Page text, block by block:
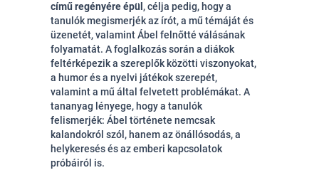
című regényére épül , célja pedig, hogy a
tanulók megismerjék az írót, a mű témáját és
üzenetét, valamint Ábel felnőtté válásának
folyamatát. A foglalkozás során a diákok
feltérképezik a szereplők közötti viszonyokat,
a humor és a nyelvi játékok szerepét,
valamint a mű által felvetett problémákat. A
tananyag lényege, hogy a tanulók
felismerjék: Ábel története nemcsak
kalandokról szól, hanem az önállósodás, a
helykeresés és az emberi kapcsolatok
próbáiról is.